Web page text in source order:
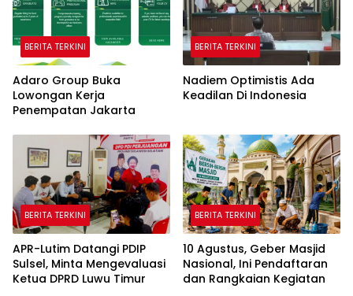
BERITA TERKINI
Adaro Group Buka
Lowongan Kerja
Penempatan Jakarta
BERITA TERKINI
Nadiem Optimistis Ada
Keadilan Di Indonesia
BERITA TERKINI
APR-Lutim Datangi PDIP
Sulsel, Minta Mengevaluasi
Ketua DPRD Luwu Timur
BERITA TERKINI
10 Agustus, Geber Masjid
Nasional, Ini Pendaftaran
dan Rangkaian Kegiatan